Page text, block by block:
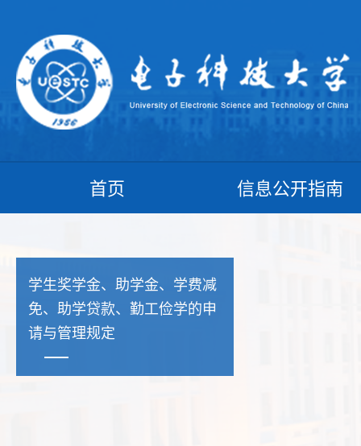
首页 信息公开指南
学生奖学金、助学金、学费减
免、助学贷款、勤工俭学的申
请与管理规定